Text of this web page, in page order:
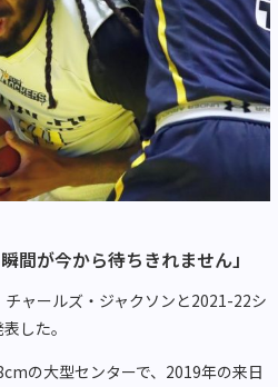
間が今から待ちきれません」
ャールズ・ジャクソンと2021-22シ
した。
の大型センターで、2019年の来日